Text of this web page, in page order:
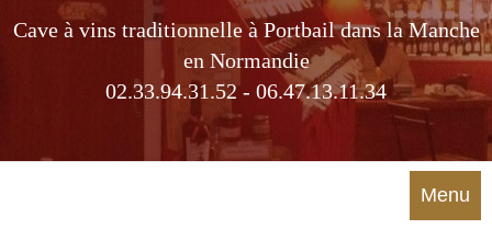
Cave à vins traditionnelle à Portbail dans la Manche
en Normandie
02.33.94.31.52 - 06.47.13.11.34
Menu